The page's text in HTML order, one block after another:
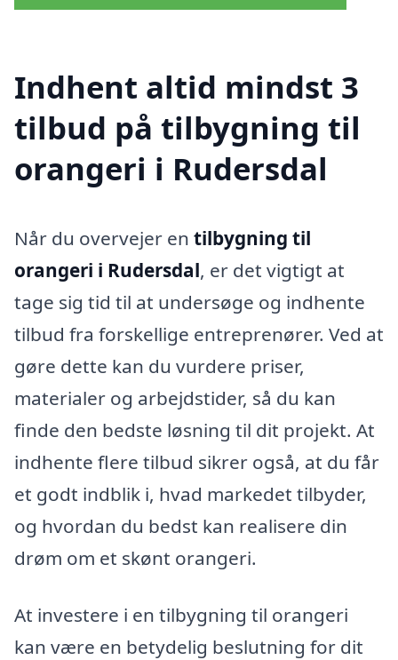
Indhent altid mindst 3
tilbud på tilbygning til
orangeri i Rudersdal
Når du overvejer en tilbygning til
orangeri i Rudersdal, er det vigtigt at
tage sig tid til at undersøge og indhente
tilbud fra forskellige entreprenører. Ved at
gøre dette kan du vurdere priser,
materialer og arbejdstider, så du kan
finde den bedste løsning til dit projekt. At
indhente flere tilbud sikrer også, at du får
et godt indblik i, hvad markedet tilbyder,
og hvordan du bedst kan realisere din
drøm om et skønt orangeri.
At investere i en tilbygning til orangeri
kan være en betydelig beslutning for dit